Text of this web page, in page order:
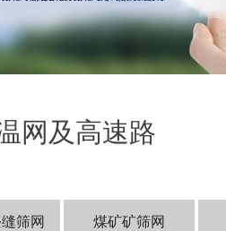
网及高速路
筛网 煤矿矿筛网